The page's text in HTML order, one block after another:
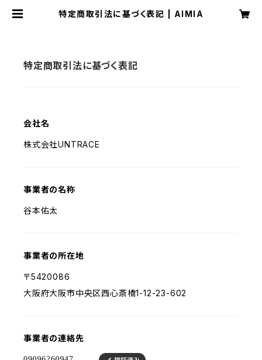
特定商取引法に基づく表記 | AIMIA
特定商取引法に基づく表記
会社名
株式会社UNTRACE
事業者の名称
谷本佑太
事業者の所在地
〒5420086
大阪府大阪市中央区西心斎橋1-12-23-602
事業者の連絡先